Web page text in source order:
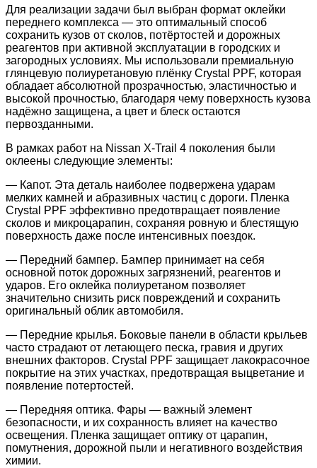
Для реализации задачи был выбран формат оклейки
переднего комплекса — это оптимальный способ
сохранить кузов от сколов, потёртостей и дорожных
реагентов при активной эксплуатации в городских и
загородных условиях. Мы использовали премиальную
глянцевую полиуретановую плёнку Crystal PPF, которая
обладает абсолютной прозрачностью, эластичностью и
высокой прочностью, благодаря чему поверхность кузова
надёжно защищена, а цвет и блеск остаются
первозданными.
В рамках работ на Nissan X-Trail 4 поколения были
оклеены следующие элементы:
— Капот. Эта деталь наиболее подвержена ударам
мелких камней и абразивных частиц с дороги. Пленка
Crystal PPF эффективно предотвращает появление
сколов и микроцарапин, сохраняя ровную и блестящую
поверхность даже после интенсивных поездок.
— Передний бампер. Бампер принимает на себя
основной поток дорожных загрязнений, реагентов и
ударов. Его оклейка полиуретаном позволяет
значительно снизить риск повреждений и сохранить
оригинальный облик автомобиля.
— Передние крылья. Боковые панели в области крыльев
часто страдают от летающего песка, гравия и других
внешних факторов. Crystal PPF защищает лакокрасочное
покрытие на этих участках, предотвращая выцветание и
появление потертостей.
— Передняя оптика. Фары — важный элемент
безопасности, и их сохранность влияет на качество
освещения. Пленка защищает оптику от царапин,
помутнения, дорожной пыли и негативного воздействия
химии.